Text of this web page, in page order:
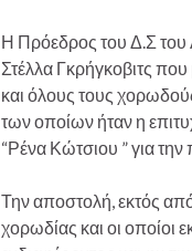
Η Πρόεδρος του Δ.Σ του
Στέλλα Γκρήγκοβιτς
και όλους τους
των οποίων ήταν η
“Ρένα Κώτσιου ” για
Την αποστολή, εκτός
χορωδίας και οι οποίοι